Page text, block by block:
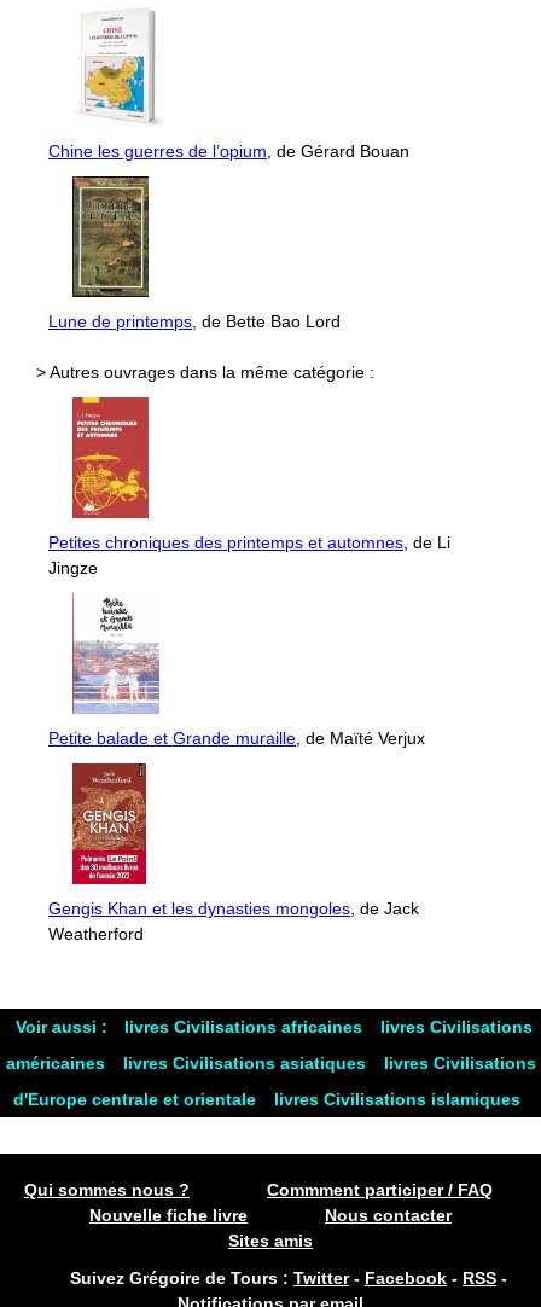
Chine les guerres de l’opium , de Gérard Bouan
Lune de printemps , de Bette Bao Lord
> Autres ouvrages dans la même catégorie :
Petites chroniques des printemps et automnes , de Li
Jingze
Petite balade et Grande muraille , de Maïté Verjux
Gengis Khan et les dynasties mongoles , de Jack
Weatherford
Voir aussi : livres Civilisations africaines
livres Civilisations
américaines
livres Civilisations asiatiques
livres Civilisations
d'Europe centrale et orientale
livres Civilisations islamiques
Qui sommes nous ?
Commment participer / FAQ
Nouvelle fiche livre
Nous contacter
Sites amis
Suivez Grégoire de Tours : Twitter- Facebook - RSS -